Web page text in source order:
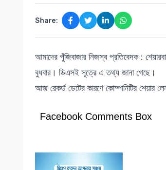
Share:
আমাদের পুঁজিবাজার নিজস্ব প্রতিবেদক :
বুধবার। ডিএসই সূত্রে এ তথ্য জানা গেছে।
আজ রেকর্ড ডেটের কারণে কোম্পানিটির শেয়ার
Facebook Comments Box